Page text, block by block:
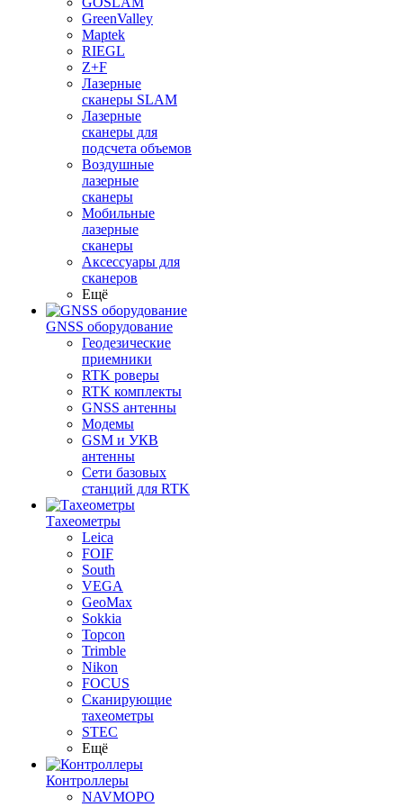
GreenValley
Maptek
RIEGL
Z+F
Лазерные
сканеры SLAM
Лазерные
сканеры для
подсчета объемов
Воздушные
лазерные
сканеры
Мобильные
лазерные
сканеры
Аксессуары для
сканеров
Ещё
GNSS оборудование
Геодезические
приемники
RTK роверы
RTK комплекты
GNSS антенны
Модемы
GSM и УКВ
антенны
Сети базовых
станций для RTK
Тахеометры
Leica
FOIF
South
VEGA
GeoMax
Sokkia
Topcon
Trimble
Nikon
FOCUS
Сканирующие
тахеометры
STEC
Ещё
Контроллеры
NAVMOPO